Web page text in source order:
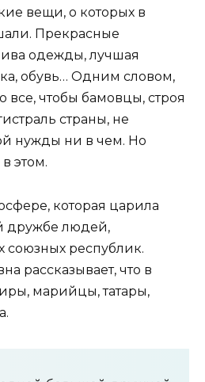
вещи, о которых в
Прекрасные
одежды, лучшая
обувь… Одним словом,
все, чтобы бамовцы, строя
страны, не
нужды ни в чем. Но
этом.
которая царила
дружбе людей,
союзных республик.
рассказывает, что в
марийцы, татары,